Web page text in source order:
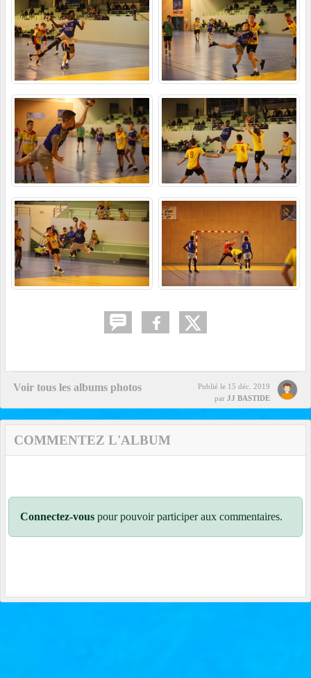
Voir tous les albums photos Publié le 15 déc. 2019
par JJ BASTIDE
COMMENTEZ L'ALBUM
Connectez-vous pour pouvoir participer aux commentaires.